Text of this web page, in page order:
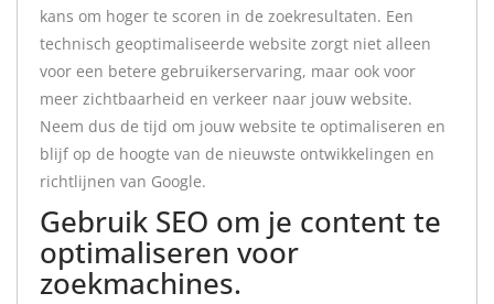
kans om hoger te scoren in de zoekresultaten. Een
technisch geoptimaliseerde website zorgt niet alleen
voor een betere gebruikerservaring, maar ook voor
meer zichtbaarheid en verkeer naar jouw website.
Neem dus de tijd om jouw website te optimaliseren en
blijf op de hoogte van de nieuwste ontwikkelingen en
richtlijnen van Google.
Gebruik SEO om je content te
optimaliseren voor
zoekmachines.